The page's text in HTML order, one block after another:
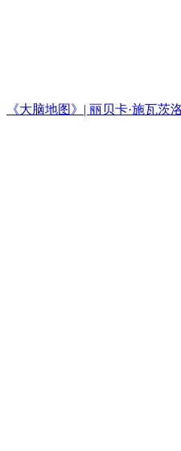
《大脑地图》| 丽贝卡·施瓦茨